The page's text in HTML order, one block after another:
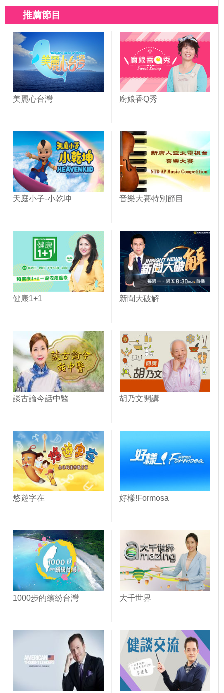
推薦節目
美麗心台灣 廚娘香Q秀
天庭小子-小乾坤 音樂大賽特別節目
健康1+1 新聞大破解
談古論今話中醫 胡乃文開講
悠遊字在 好樣!Formosa
1000步的繽紛台灣 大千世界